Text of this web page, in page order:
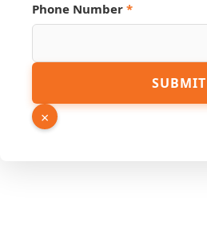
Phone Number *
Email
Source
SUBMIT
×